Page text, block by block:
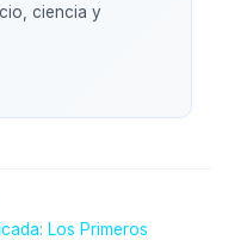
ciencia y
Los Primeros